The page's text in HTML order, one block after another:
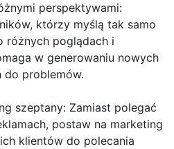
perspektywami:
którzy myślą tak samo
różnych poglądach i
w generowaniu nowych
do problemów.
szeptany: Zamiast polegać
postaw na marketing
klientów do polecania